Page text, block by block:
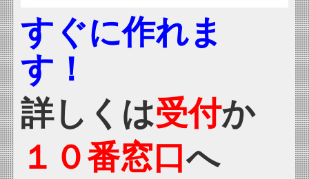
すぐに作れま
す！
詳しくは受付か
１０番窓口へ